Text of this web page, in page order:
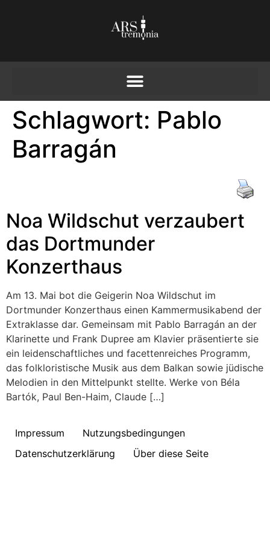
Schlagwort: Pablo
Barragán
Noa Wildschut verzaubert
das Dortmunder
Konzerthaus
Am 13. Mai bot die Geigerin Noa Wildschut im
Dortmunder Konzerthaus einen Kammermusikabend der
Extraklasse dar. Gemeinsam mit Pablo Barragán an der
Klarinette und Frank Dupree am Klavier präsentierte sie
ein leidenschaftliches und facettenreiches Programm,
das folkloristische Musik aus dem Balkan sowie jüdische
Melodien in den Mittelpunkt stellte. Werke von Béla
Bartók, Paul Ben-Haim, Claude […]
Impressum
Nutzungsbedingungen
Datenschutzerklärung
Über diese Seite